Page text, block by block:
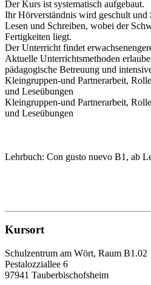
Der Kurs ist systematisch aufgebaut.
Ihr Hörverständnis wird geschult und
Lesen und Schreiben, wobei der
Fertigkeiten liegt.
Der Unterricht findet
Aktuelle Unterrichtsmethoden
pädagogische Betreuung und
Kleingruppen-und Partnerarbeit,
und Leseübungen
Kleingruppen-und Partnerarbeit,
und Leseübungen
Lehrbuch: Con gusto nuevo B1, ab
Kursort
Schulzentrum am Wört, Raum B1.02
Pestalozziallee 6
97941 Tauberbischofsheim